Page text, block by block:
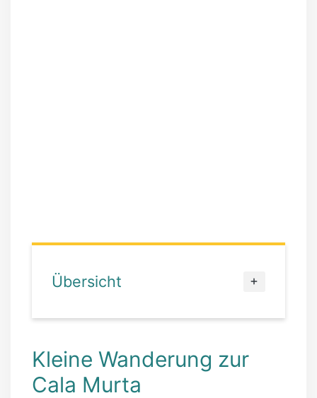
Übersicht
Kleine Wanderung zur
Cala Murta